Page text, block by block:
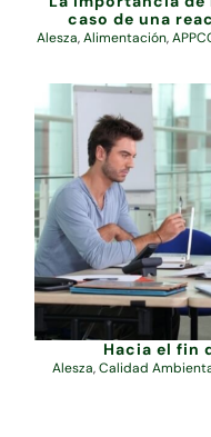
caso de una
Alesza,Alimentación,
Hacia el fin
Alesza,Calidad